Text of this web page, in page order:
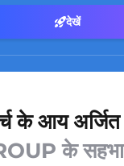
देखें
के आय
के